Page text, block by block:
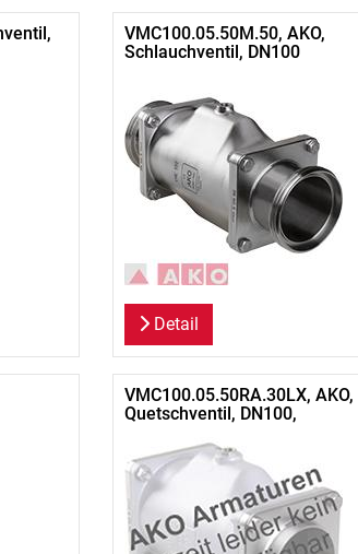
VMC100.05.50M.50, AKO,
Schlauchventil, DN100
Detail
VMC100.05.50RA.30LX, AKO,
Quetschventil, DN100,